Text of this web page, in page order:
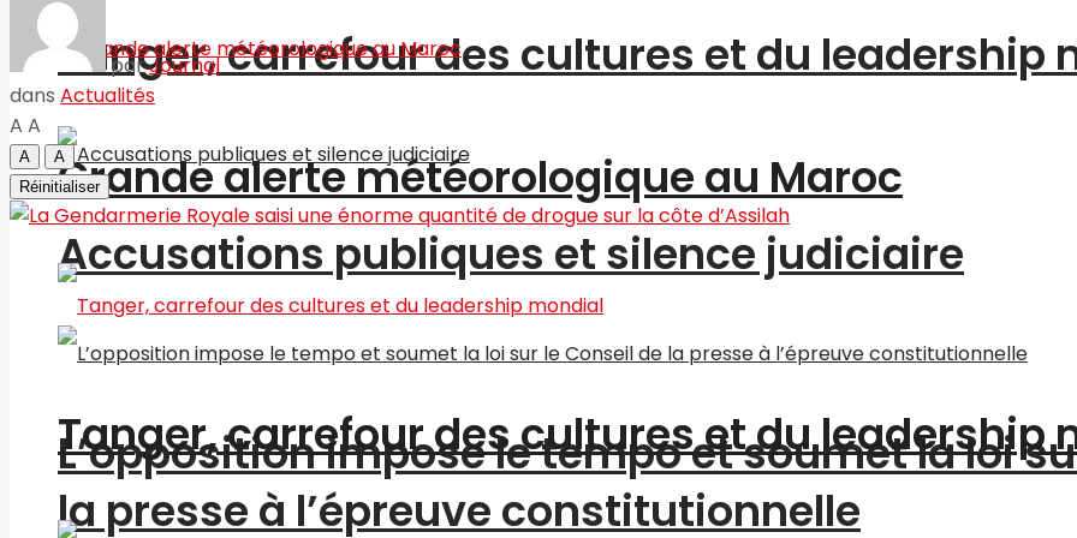
Tanger, carrefour des cultures et du leadership
Accusations publiques et silence judiciaire
L’opposition impose le tempo et soumet la loi
la presse à l’épreuve constitutionnelle
Grande alerte météorologique au Maroc
Tanger, carrefour des cultures et du leadership
parJournal
dans Actualités
A A
A
A
Réinitialiser